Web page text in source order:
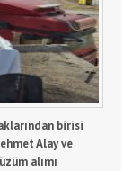
birisi
Alay ve
alımı